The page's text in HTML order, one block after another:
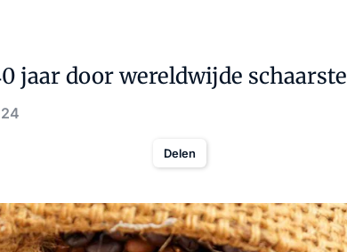
jaar door wereldwijde schaarste
Delen